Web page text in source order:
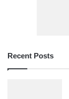
Recent Posts